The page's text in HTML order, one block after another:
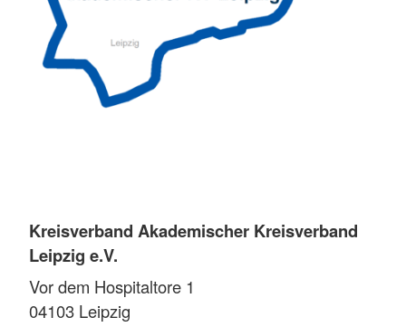
Kreisverband Akademischer Kreisverband
Leipzig e.V.
Vor dem Hospitaltore 1
04103 Leipzig